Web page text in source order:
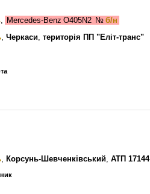
, Mercedes-Benz O405N2 № б/н
, Черкаси, територія ПП "Еліт-транс"
, Корсунь-Шевченківський, АТП 17144